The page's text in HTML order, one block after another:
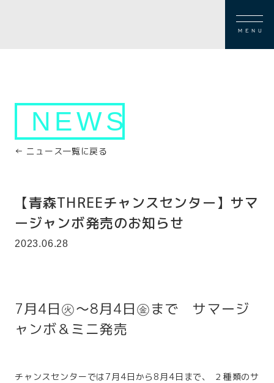
MENU
NEWS
← ニュース一覧に戻る
【青森THREEチャンスセンター】サマ
ージャンボ発売のお知らせ
2023.06.28
7月4日㊋～8月4日㊎まで サマージ
ャンボ＆ミニ発売
チャンスセンターでは7月4日から8月4日まで、 ２種類のサ